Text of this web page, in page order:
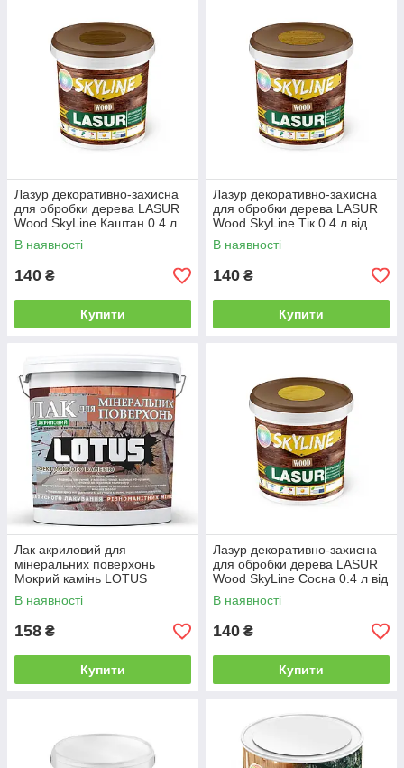
Лазур декоративно-захисна
для обробки дерева LASUR
Wood SkyLine Каштан 0.4 л
від Latinta
В наявності
140 ₴
Купити
Лазур декоративно-захисна
для обробки дерева LASUR
Wood SkyLine Тік 0.4 л від
Latinta
В наявності
140 ₴
Купити
Лак акриловий для
мінеральних поверхонь
Мокрий камінь LOTUS
прозорий 1л від Latinta
В наявності
158 ₴
Купити
Лазур декоративно-захисна
для обробки дерева LASUR
Wood SkyLine Сосна 0.4 л від
Latinta
В наявності
140 ₴
Купити